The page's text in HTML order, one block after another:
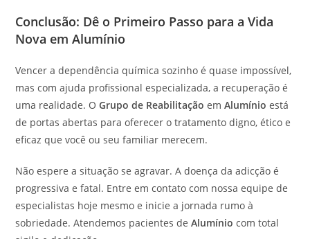
Conclusão: Dê o Primeiro Passo para a Vida
Nova em Alumínio
Vencer a dependência química sozinho é quase impossível,
mas com ajuda profissional especializada, a recuperação é
uma realidade. OGrupo de Reabilitação emAlumínio está
de portas abertas para oferecer o tratamento digno, ético e
eficaz que você ou seu familiar merecem.
Não espere a situação se agravar. A doença da adicção é
progressiva e fatal. Entre em contato com nossa equipe de
especialistas hoje mesmo e inicie a jornada rumo à
sobriedade. Atendemos pacientes deAlumínio com total